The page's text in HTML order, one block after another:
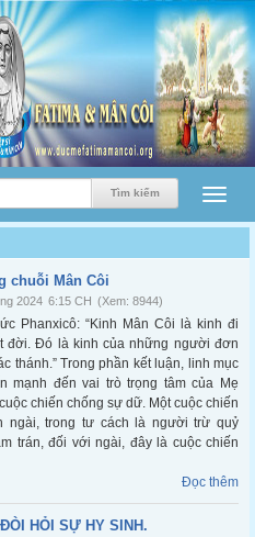
chuỗi Mân Côi
2024 6:15 CH (Xem: 8944)
Phanxicô: “Kinh Mân Côi là kinh đi
đời. Đó là kinh của những người đơn
thánh.” Trong phần kết luận, linh mục
mạnh đến vai trò trọng tâm của Mẹ
chiến chống sự dữ. Một cuộc chiến
ngài, trong tư cách là người trừ quỷ
trán, đối với ngài, đây là cuộc chiến
Đọc thêm
HỎI SỰ HY SINH.